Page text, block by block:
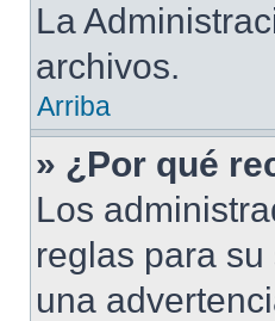
La
archivos.
Arriba
» ¿Por qué
Los
reglas para
una